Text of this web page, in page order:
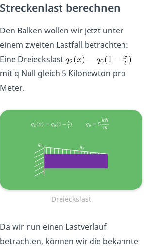
Streckenlast berechnen
Den Balken wollen wir jetzt unter
einem zweiten Lastfall betrachten:
Eine Dreieckslast
mit q Null gleich 5 Kilonewton pro
Meter.
Dreieckslast
Da wir nun einen Lastverlauf
betrachten, können wir die bekannte